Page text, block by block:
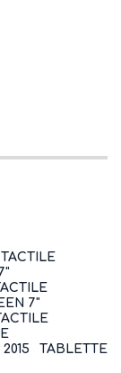
7"
TABLETTE